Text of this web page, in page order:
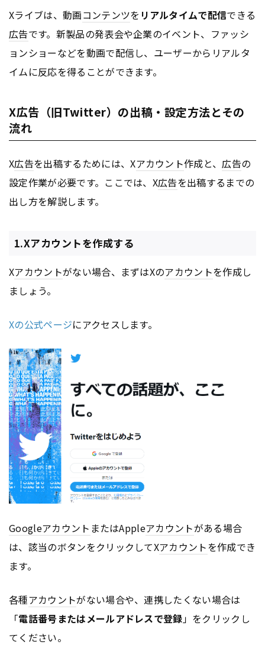
Xライブは、動画コンテンツを リアルタイムで配信できる
広告です。新製品の発表会や企業のイベント、ファッシ
ョンショーなどを動画で配信し、ユーザーからリアルタ
イムに反応を得ることができます。
X広告（旧Twitter）の出稿・設定方法とその
流れ
X広告を出稿するためには、Xアカウント作成と、 広告の
設定作業が必要です。ここでは、X広告を出稿するまでの
出し方を解説します。
1.Xアカウントを作成する
Xアカウントがない場合、まずはXのアカウントを作成し
ましょう。
Xの公式ページにアクセスします。
Googleアカウント またはAppleアカウントがある場合
は、該当のボタンをクリックしてXアカウントを作成でき
ます。
各種アカウントがない場合や、連携したくない場合は
「電話番号またはメールアドレスで登録」をクリックし
てください。